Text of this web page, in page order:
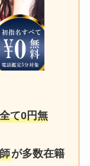
全て0円無
が多数在籍